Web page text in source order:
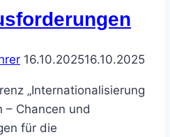
16.10.202516.10.2025
„Internationalisierung
– Chancen und
für die